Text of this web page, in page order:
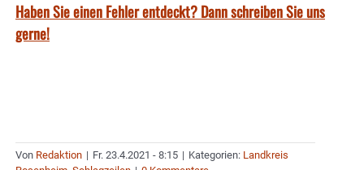
Haben Sie einen Fehler entdeckt? Dann schreiben Sie uns
gerne!
Von Redaktion | Fr. 23.4.2021 - 8:15 | Kategorien: Landkreis